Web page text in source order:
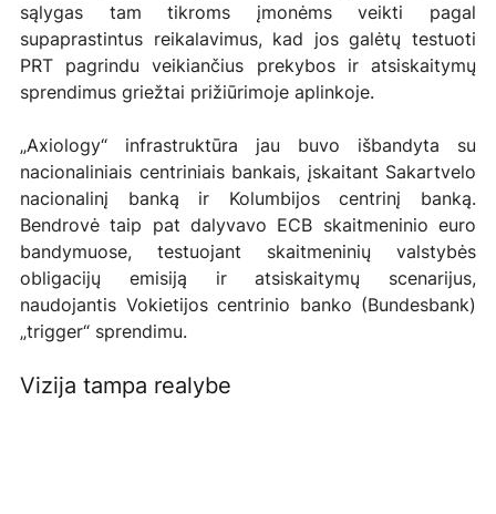
sąlygas tam tikroms įmonėms veikti pagal
supaprastintus reikalavimus, kad jos galėtų testuoti
PRT pagrindu veikiančius prekybos ir atsiskaitymų
sprendimus griežtai prižiūrimoje aplinkoje.
„Axiology“ infrastruktūra jau buvo išbandyta su
nacionaliniais centriniais bankais, įskaitant Sakartvelo
nacionalinį banką ir Kolumbijos centrinį banką.
Bendrovė taip pat dalyvavo ECB skaitmeninio euro
bandymuose, testuojant skaitmeninių valstybės
obligacijų emisiją ir atsiskaitymų scenarijus,
naudojantis Vokietijos centrinio banko (Bundesbank)
„trigger“ sprendimu.
Vizija tampa realybe